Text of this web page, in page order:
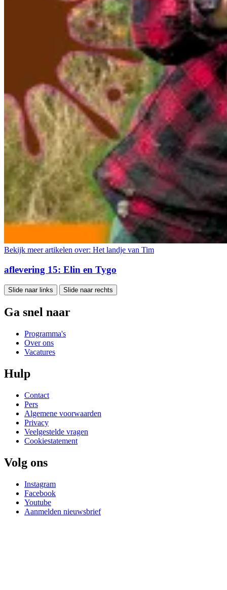
Bekijk meer artikelen over: Het landje van Tim
aflevering 15: Elin en Tygo
Slide naar links Slide naar rechts
Ga snel naar
Programma's
Over ons
Vacatures
Hulp
Contact
Pers
Algemene voorwaarden
Privacy
Veelgestelde vragen
Cookiestatement
Volg ons
Instagram
Facebook
Youtube
Aanmelden nieuwsbrief